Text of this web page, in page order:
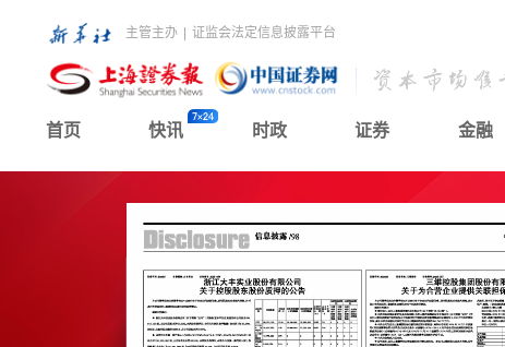
主管主办 证监会法定信息披露平台
首页 快讯 时政 证券 金融